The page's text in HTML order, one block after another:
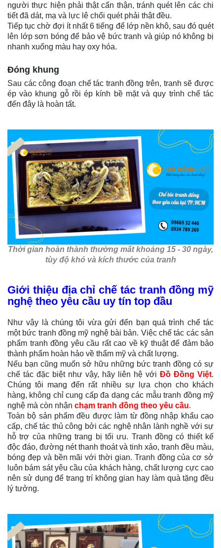
người thực hiện phải thật cẩn thận, tránh quét lên các chi
tiết đã dát, mạ và lực lê chổi quét phải thật đều.
Tiếp tục chờ đợi ít nhất 6 tiếng để lớp nền khô, sau đó quét
lên lớp sơn bóng để bảo vệ bức tranh và giúp nó không bị
nhanh xuống màu hay oxy hóa.
Đóng khung
Sau các công đoạn chế tác tranh đồng trên, tranh sẽ được
ép vào khung gỗ rồi ép kính bề mặt và quy trình chế tác
đến đây là hoàn tất.
Thời gian hoàn thành thường mất khoảng 15 - 30 ngày,
tùy độ khó và kích thước của tranh
Giới thiệu địa chỉ chế tác tranh đồng mỹ
nghệ theo yêu cầu uy tín top đầu
Như vậy là chúng tôi vừa gửi đến bạn quá trình chế tác
một bức tranh đồng mỹ nghệ bài bản. Việc chế tác các sản
phẩm tranh đồng yêu cầu rất cao về kỹ thuật để đảm bảo
thành phẩm hoàn hảo về thẩm mỹ và chất lượng.
Nếu bạn cũng muốn sở hữu những bức tranh đồng có sự
chế tác đặc biệt như vậy, hãy liên hệ với Đồ Đồng Việt.
Chúng tôi mang đến rất nhiều sự lựa chọn cho khách
hàng, không chỉ cung cấp đa dạng các mẫu tranh đồng mỹ
nghệ mà còn nhận chạm tranh đồng theo yêu cầu.
Toàn bộ sản phẩm đều được làm từ đồng nhập khẩu cao
cấp, chế tác thủ công bởi các nghệ nhân lành nghề với sự
hỗ trợ của những trang bị tối ưu. Tranh đồng có thiết kế
độc đáo, đường nét thanh thoát và tinh xảo, tranh đều màu,
bóng đẹp và bền mãi với thời gian. Tranh đồng của cơ sở
luôn bám sát yêu cầu của khách hàng, chất lượng cực cao
nên sử dụng để trang trí không gian hay làm quà tặng đều
lý tưởng.